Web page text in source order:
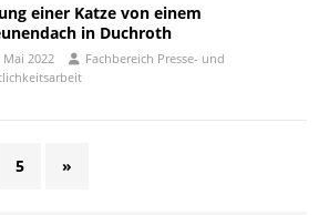
einer Katze von einem
in Duchroth
Mai 2022
Fachbereich Presse- und
5 »